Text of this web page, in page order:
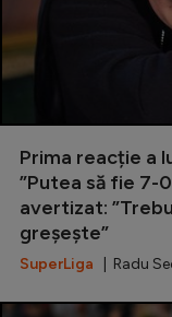
Prima reacție a
”Putea să fie 7-
avertizat:
greșește”
SuperLiga | Radu